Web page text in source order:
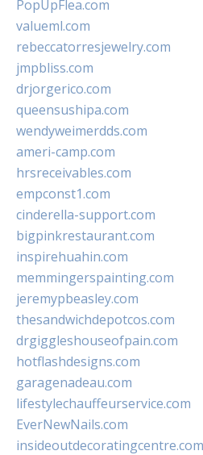
PopUpFlea.com
valueml.com
rebeccatorresjewelry.com
jmpbliss.com
drjorgerico.com
queensushipa.com
wendyweimerdds.com
ameri-camp.com
hrsreceivables.com
empconst1.com
cinderella-support.com
bigpinkrestaurant.com
inspirehuahin.com
memmingerspainting.com
jeremypbeasley.com
thesandwichdepotcos.com
drgiggleshouseofpain.com
hotflashdesigns.com
garagenadeau.com
lifestylechauffeurservice.com
EverNewNails.com
insideoutdecoratingcentre.com